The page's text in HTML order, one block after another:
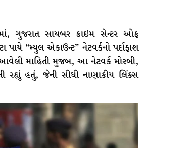
ગુજરાત સાયબર ક્રાઇમ સેન્ટર ઓફ
“મ્યુલ એકાઉન્ટ” નેટવર્કનો પર્દાફાશ
આવેલી માહિતી મુજબ, આ નેટવર્ક મોરબી,
રહ્યું હતું, જેની સીધી નાણાકીય લિંક્સ